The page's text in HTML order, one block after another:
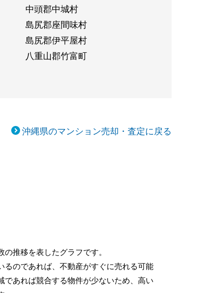
中頭郡中城村
島尻郡座間味村
島尻郡伊平屋村
八重山郡竹富町
沖縄県のマンション売却・査定に戻る
推移を表したグラフです。
るのであれば、不動産がすぐに売れる可能
であれば競合する物件が少ないため、高い